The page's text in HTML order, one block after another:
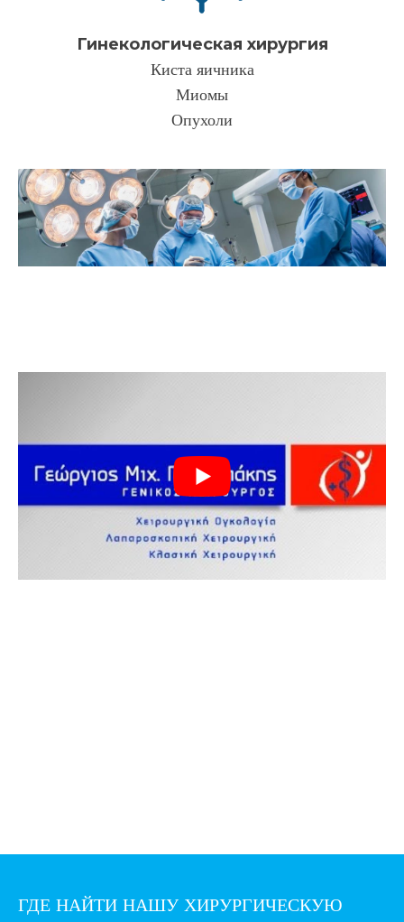
Гинекологическая хирургия
Киста яичника
Миомы
Опухоли
ГДЕ НАЙТИ НАШУ ХИРУРГИЧЕСКУЮ